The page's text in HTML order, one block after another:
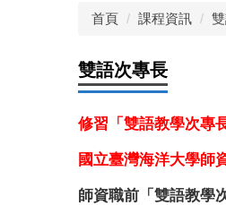
首頁 課程資訊
雙語次專長
修習「雙語教學次專
國立臺灣海洋大學師
師資職前「雙語教學